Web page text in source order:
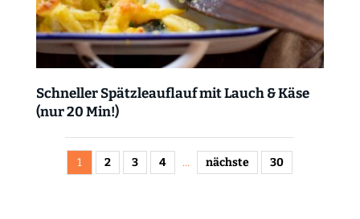
Schneller Spätzleauflauf mit Lauch & Käse
(nur 20 Min!)
1 2 3 4 ... nächste 30